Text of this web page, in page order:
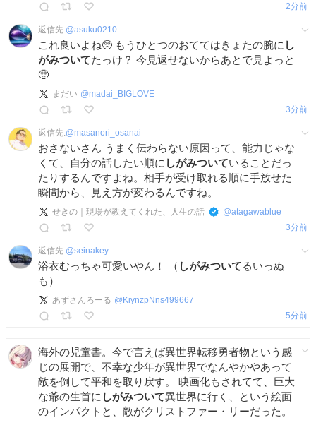
2分前
返信先:@asuku0210
これ良いよね🥺 もうひとつのおててはきょたの腕に し
がみついてたっけ？ 今見返せないからあとで見よっと
🥺
まだい @madai_BIGLOVE
3分前
返信先:@masanori_osanai
おさないさん うまく伝わらない原因って、能力じゃな
くて、自分の話したい順に しがみついていることだっ
たりするんですよね。相手が受け取れる順に手放せた
瞬間から、見え方が変わるんですね。
せきの｜現場が教えてくれた、人生の話 @atagawablue
3分前
返信先:@seinakey
浴衣むっちゃ可愛いやん！ （ しがみついてるいっぬ
も）
あずさんろーる @ KiynzpNns499667
5分前
海外の児童書。今で言えば異世界転移勇者物という感
じの展開で、不幸な少年が異世界でなんやかやあって
敵を倒して平和を取り戻す。 映画化もされてて、巨大
な爺の生首に しがみついて異世界に行く、という絵面
のインパクトと、敵がクリストファー・リーだった。